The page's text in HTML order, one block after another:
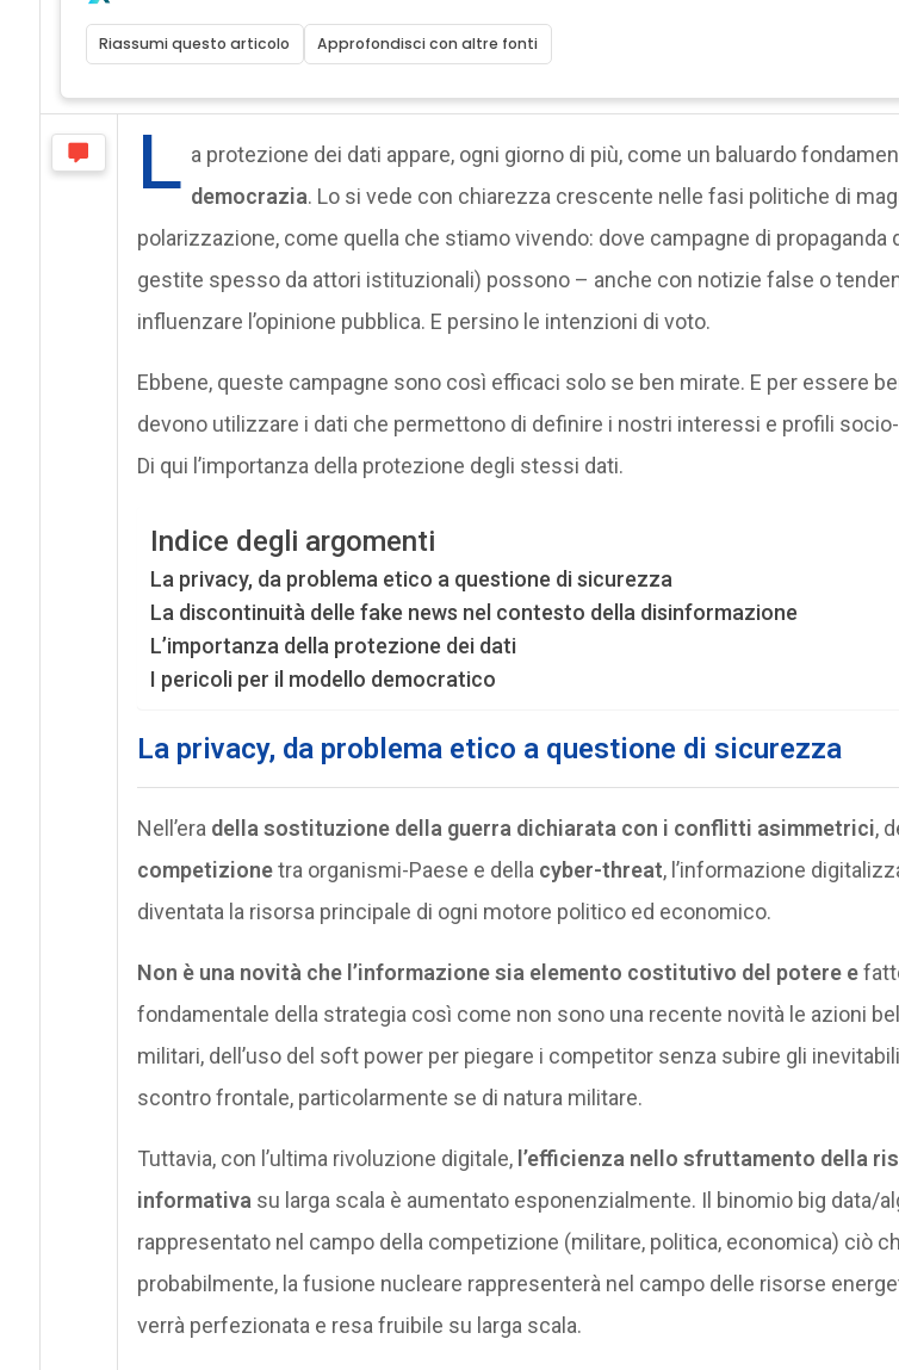
Riassumi questo articolo Approfondisci con altre fonti
L a protezione dei dati appare, ogni giorno di più, come un baluardo
democrazia. Lo si vede con chiarezza crescente nelle fasi politiche di
polarizzazione, come quella che stiamo vivendo: dove campagne di propaganda
gestite spesso da attori istituzionali) possono – anche con notizie false o
influenzare l’opinione pubblica. E persino le intenzioni di voto.
Ebbene, queste campagne sono così efficaci solo se ben mirate. E per essere
devono utilizzare i dati che permettono di definire i nostri interessi e profili
Di qui l’importanza della protezione degli stessi dati.
Indice degli argomenti
La privacy, da problema etico a questione di sicurezza
La discontinuità delle fake news nel contesto della disinformazione
L’importanza della protezione dei dati
I pericoli per il modello democratico
La privacy, da problema etico a questione di sicurezza
Nell’era della sostituzione della guerra dichiarata con i conflitti asimmetrici,
competizionetra organismi-Paese e della cyber-threat, l’informazione
diventata la risorsa principale di ogni motore politico ed economico.
Non è una novità che l’informazione sia elemento costitutivo del potere e
fondamentale della strategia così come non sono una recente novità le azioni
militari, dell’uso del soft power per piegare i competitor senza subire gli
scontro frontale, particolarmente se di natura militare.
Tuttavia, con l’ultima rivoluzione digitale, l’efficienza nello sfruttamento della
informativa su larga scala è aumentato esponenzialmente. Il binomio big data/
rappresentato nel campo della competizione (militare, politica, economica) ciò
probabilmente, la fusione nucleare rappresenterà nel campo delle risorse
verrà perfezionata e resa fruibile su larga scala.